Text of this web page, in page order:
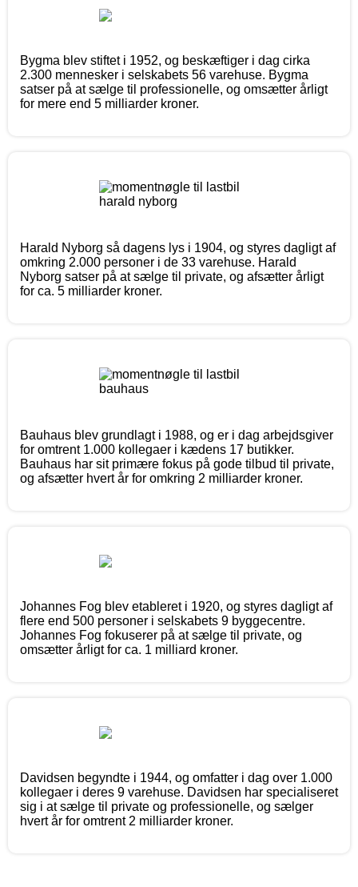
Bygma blev stiftet i 1952, og beskæftiger i dag cirka
2.300 mennesker i selskabets 56 varehuse. Bygma
satser på at sælge til professionelle, og omsætter årligt
for mere end 5 milliarder kroner.
Harald Nyborg så dagens lys i 1904, og styres dagligt af
omkring 2.000 personer i de 33 varehuse. Harald
Nyborg satser på at sælge til private, og afsætter årligt
for ca. 5 milliarder kroner.
Bauhaus blev grundlagt i 1988, og er i dag arbejdsgiver
for omtrent 1.000 kollegaer i kædens 17 butikker.
Bauhaus har sit primære fokus på gode tilbud til private,
og afsætter hvert år for omkring 2 milliarder kroner.
Johannes Fog blev etableret i 1920, og styres dagligt af
flere end 500 personer i selskabets 9 byggecentre.
Johannes Fog fokuserer på at sælge til private, og
omsætter årligt for ca. 1 milliard kroner.
Davidsen begyndte i 1944, og omfatter i dag over 1.000
kollegaer i deres 9 varehuse. Davidsen har specialiseret
sig i at sælge til private og professionelle, og sælger
hvert år for omtrent 2 milliarder kroner.